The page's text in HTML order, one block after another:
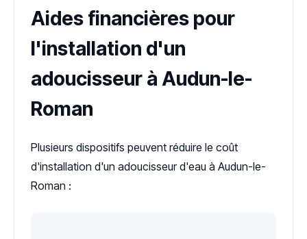
Aides financières pour
l'installation d'un
adoucisseur à Audun-le-
Roman
Plusieurs dispositifs peuvent réduire le coût
d'installation d'un adoucisseur d'eau à Audun-le-
Roman :